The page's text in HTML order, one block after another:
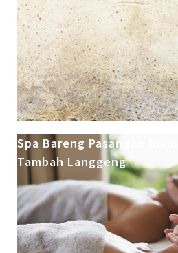
Spa Bareng Pasangan Bikin
Tambah Langgeng